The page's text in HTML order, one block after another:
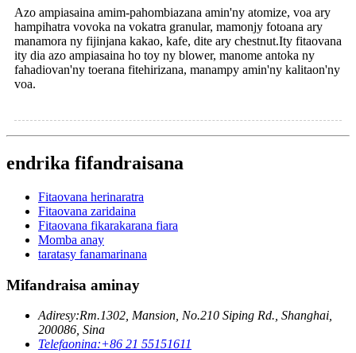
Azo ampiasaina amim-pahombiazana amin'ny atomize, voa ary
hampihatra vovoka na vokatra granular, mamonjy fotoana ary
manamora ny fijinjana kakao, kafe, dite ary chestnut.Ity fitaovana
ity dia azo ampiasaina ho toy ny blower, manome antoka ny
fahadiovan'ny toerana fitehirizana, manampy amin'ny kalitaon'ny
voa.
endrika fifandraisana
Fitaovana herinaratra
Fitaovana zaridaina
Fitaovana fikarakarana fiara
Momba anay
taratasy fanamarinana
Mifandraisa aminay
Adiresy:Rm.1302, Mansion, No.210 Siping Rd., Shanghai,
200086, Sina
Telefaonina:+86 21 55151611